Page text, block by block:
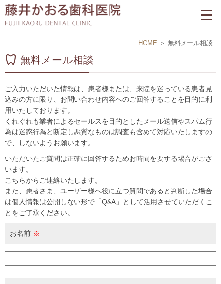
HOME 無料メール相談
無料メール相談
ご入力いただいた情報は、患者様または、来院を迷っている患者見
込みの方に限り、お問い合わせ内容へのご回答することを目的に利
用いたしております。
くれぐれも業者によるセールスを目的としたメール送信やスパム行
為は迷惑行為と断定し悪質なものは調査も含めて対応いたしますの
で、しないようお願います。
いただいたご質問は正確に回答するためお時間を要する場合がござ
います。
こちらからご連絡いたします。
また、患者さま、ユーザー様へ役に立つ質問であると判断した場合
は個人情報は公開しない形で「Q&A」として活用させていただくこ
とをご了承ください。
お名前 ※